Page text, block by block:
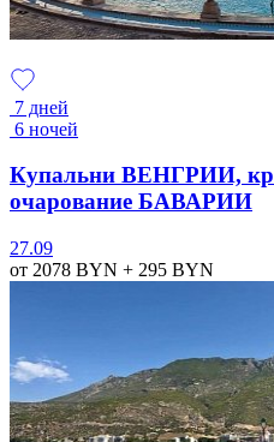
7 дней
6 ночей
Купальни ВЕНГРИИ,
очарование БАВАРИИ
27.09
от 2078 BYN + 295 BYN